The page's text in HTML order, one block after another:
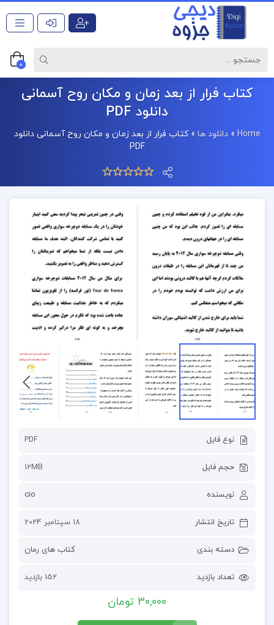
0
کتاب فرار از بعد زمان و مکان روح آسمانی
دانلود PDF
Home
»دانلود ها »کتاب فرار از بعد زمان و مکان روح آسمانی دانلود
PDF
نوع فایل PDF
حجم فایل 12MB
نویسنده cio
تاریخ انتشار 18 سپتامبر 2024
دسته بندی کتاب های رمان
تعداد بازدید 152 بازدید
30,000 تومان